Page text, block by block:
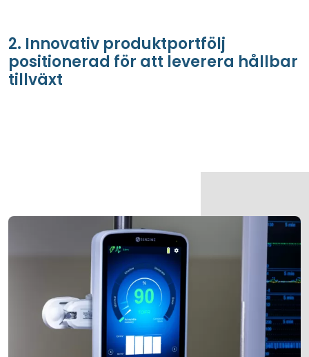
2. Innovativ produktportfölj
positionerad för att leverera hållbar
tillväxt